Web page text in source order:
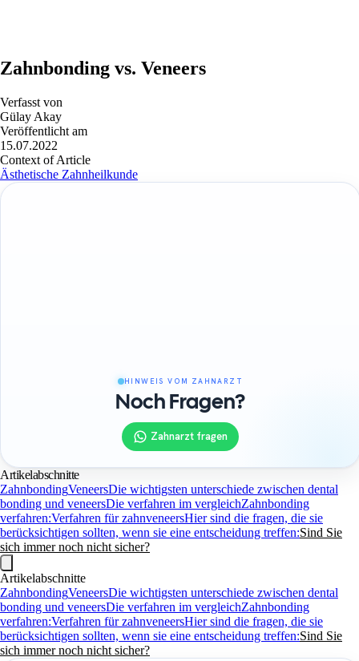
Zahnbonding vs. Veneers
Verfasst von
Gülay Akay
Veröffentlicht am
15.07.2022
Context of Article
Ästhetische Zahnheilkunde
HINWEIS VOM ZAHNARZT
Noch Fragen?
Zahnarzt fragen
Artikelabschnitte
ZahnbondingVeneersDie wichtigsten unterschiede zwischen dental
bonding und veneersDie verfahren im vergleichZahnbonding
verfahren:Verfahren für zahnveneersHier sind die fragen, die sie
berücksichtigen sollten, wenn sie eine entscheidung treffen:Sind Sie
sich immer noch nicht sicher?
Artikelabschnitte
ZahnbondingVeneersDie wichtigsten unterschiede zwischen dental
bonding und veneersDie verfahren im vergleichZahnbonding
verfahren:Verfahren für zahnveneersHier sind die fragen, die sie
berücksichtigen sollten, wenn sie eine entscheidung treffen:Sind Sie
sich immer noch nicht sicher?